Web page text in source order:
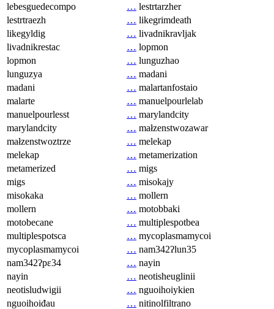
lebesguedecompo
… lestrtarzher
lestrtraezh
… likegrimdeath
likegyldig
… livadnikravljak
livadnikrestac
… lopmon
lopmon
… lunguzhao
lunguzya
… madani
madani
… malartanfostaio
malarte
… manuelpourlelab
manuelpourlesst
… marylandcity
marylandcity
… małzenstwozawar
małzenstwoztrze
… melekap
melekap
… metamerization
metamerized
… migs
migs
… misokajy
misokaka
… mollern
mollern
… motobbaki
motobecane
… multiplespotbea
multiplespotsca
… mycoplasmamycoi
mycoplasmamycoi
… nam342ʔlun35
nam342ʔpɛ34
… nayin
nayin
… neotisheuglinii
neotisludwigii
… nguoihoiykien
nguoihoiđau
… nitinolfiltrano